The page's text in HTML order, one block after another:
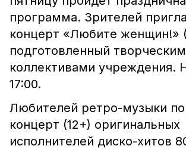
программа. Зрителей
концерт «Любите женщин!»
подготовленный
коллективами учреждения.
17:00.
Любителей ретро-музыки
концерт (12+) оригинальных
исполнителей диско-хитов